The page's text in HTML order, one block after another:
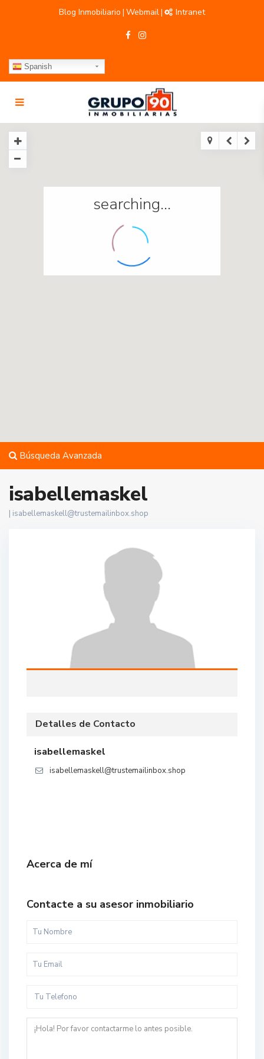
Blog Inmobiliario | Webmail| Intranet
Spanish
searching...
Búsqueda Avanzada
isabellemaskel
isabellemaskell@trustemailinbox.shop
Detalles de Contacto
isabellemaskel
isabellemaskell@trustemailinbox.shop
Acerca de mí
Contacte a su asesor inmobiliario